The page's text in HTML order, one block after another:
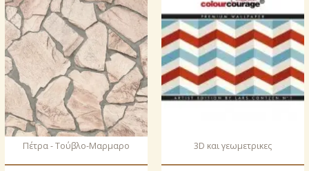
Πέτρα - Τούβλο-Μαρμαρο 3D και γεωμετρικες